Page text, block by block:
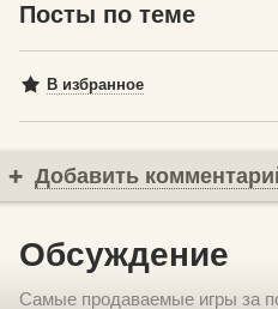
Посты по теме
В избранное
Добавить
Обсуждение
Самые продаваемые игры за